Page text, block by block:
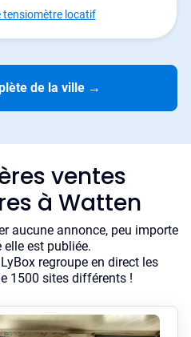
tensiomètre locatif
de la ville →
ventes
à Watten
aucune annonce, peu importe
elle est publiée.
regroupe en direct les
1500 sites différents !